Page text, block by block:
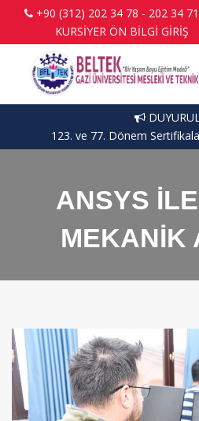
+90 (312) 202 34 78 - 202 34 71
KURSİYER ÖN BİLGİ GİRİŞ
123. ve 77. Dönem
ANSYS
MEKANİK